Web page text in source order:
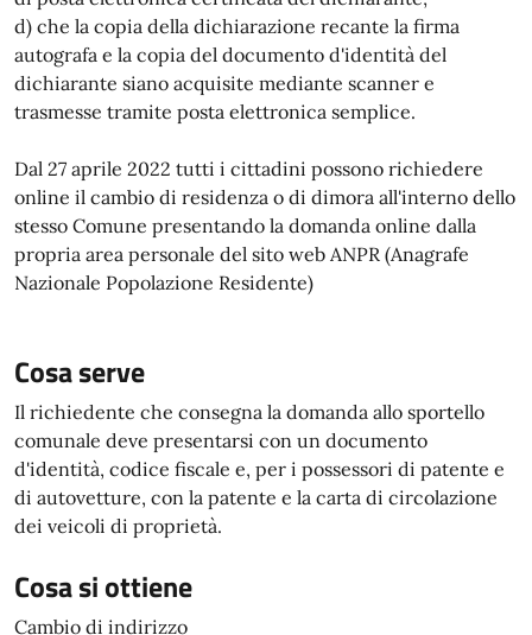
d) che la copia della dichiarazione recante la firma
autografa e la copia del documento d'identità del
dichiarante siano acquisite mediante scanner e
trasmesse tramite posta elettronica semplice.
Dal 27 aprile 2022 tutti i cittadini possono richiedere
online il cambio di residenza o di dimora all'interno dello
stesso Comune presentando la domanda online dalla
propria area personale del sito web ANPR (Anagrafe
Nazionale Popolazione Residente)
Cosa serve
Il richiedente che consegna la domanda allo sportello
comunale deve presentarsi con un documento
d'identità, codice fiscale e, per i possessori di patente e
di autovetture, con la patente e la carta di circolazione
dei veicoli di proprietà.
Cosa si ottiene
Cambio di indirizzo